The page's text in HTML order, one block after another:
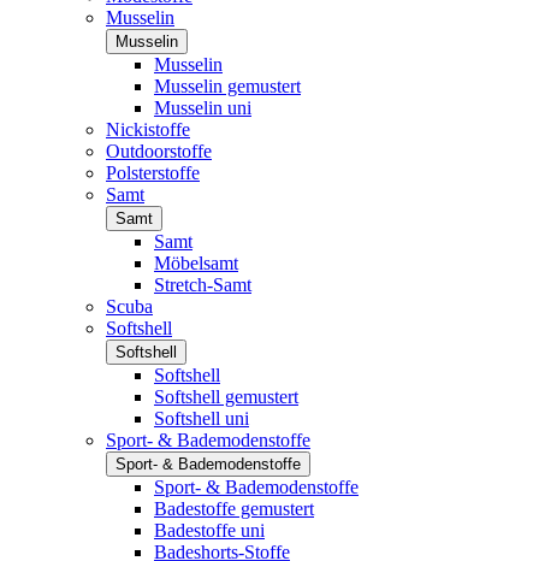
Musselin
Musselin
Musselin
Musselin gemustert
Musselin uni
Nickistoffe
Outdoorstoffe
Polsterstoffe
Samt
Samt
Samt
Möbelsamt
Stretch-Samt
Scuba
Softshell
Softshell
Softshell
Softshell gemustert
Softshell uni
Sport- & Bademodenstoffe
Sport- & Bademodenstoffe
Sport- & Bademodenstoffe
Badestoffe gemustert
Badestoffe uni
Badeshorts-Stoffe